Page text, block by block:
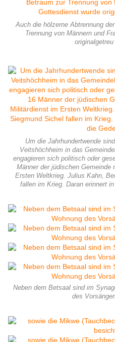
Auch die hölzerne Abtrennung
Trennung von Männern und
Um die Jahrhundertwende
Veitshöchheim in das
engagieren sich politisch oder
Männer der jüdischen
Ersten Weltkrieg. Julius Kahn,
fallen im Krieg. Daran erinnert
Neben dem Betsaal sind im
des